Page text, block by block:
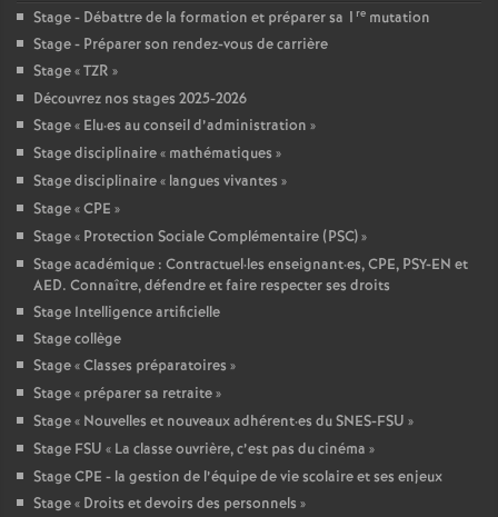
Stage - Débattre de la formation et préparer sa 1 re mutation
Stage - Préparer son rendez-vous de carrière
Stage «TZR »
Découvrez nos stages 2025-2026
Stage « Elu·es au conseil d’administration »
Stage disciplinaire « mathématiques »
Stage disciplinaire « langues vivantes »
Stage «CPE »
Stage « Protection Sociale Complémentaire (PSC)»
Stage académique : Contractuel·les enseignant·es, CPE, PSY-EN et
AED. Connaître, défendre et faire respecter ses droits
Stage Intelligence artificielle
Stage collège
Stage «Classes préparatoires »
Stage « préparer sa retraite»
Stage « Nouvelles et nouveaux adhérent·es du SNES-FSU »
Stage FSU « La classe ouvrière, c’est pas du cinéma »
Stage CPE - la gestion de l’équipe de vie scolaire et ses enjeux
Stage « Droits et devoirs des personnels »